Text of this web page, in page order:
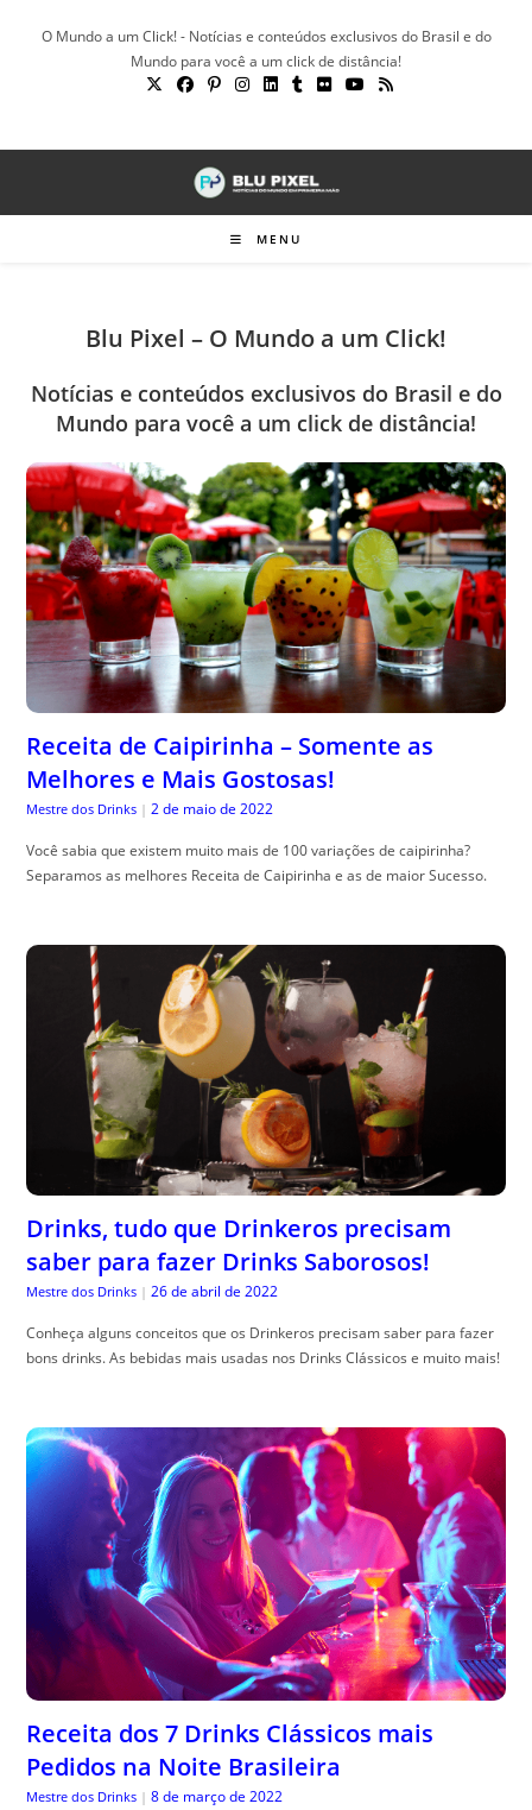
O Mundo a um Click! - Notícias e conteúdos exclusivos do Brasil e do
Mundo para você a um click de distância!
MENU
Blu Pixel – O Mundo a um Click!
Notícias e conteúdos exclusivos do Brasil e do
Mundo para você a um click de distância!
Receita de Caipirinha – Somente as
Melhores e Mais Gostosas!
Mestre dos Drinks | 2 de maio de 2022
Você sabia que existem muito mais de 100 variações de caipirinha?
Separamos as melhores Receita de Caipirinha e as de maior Sucesso.
Drinks, tudo que Drinkeros precisam
saber para fazer Drinks Saborosos!
Mestre dos Drinks | 26 de abril de 2022
Conheça alguns conceitos que os Drinkeros precisam saber para fazer
bons drinks. As bebidas mais usadas nos Drinks Clássicos e muito mais!
Receita dos 7 Drinks Clássicos mais
Pedidos na Noite Brasileira
Mestre dos Drinks | 8 de março de 2022